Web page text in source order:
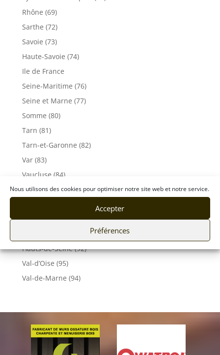
Nous utilisons des cookies pour optimiser notre site web et notre service.
Accepter
Préférences
Rhône (69)
Sarthe (72)
Savoie (73)
Haute-Savoie (74)
Ile de France
Seine-Maritime (76)
Seine et Marne (77)
Somme (80)
Tarn (81)
Tarn-et-Garonne (82)
Var (83)
Vaucluse (84)
Vendée (85)
Yonne (89)
Hauts-de-Seine (92)
Val-d’Oise (95)
Val-de-Marne (94)